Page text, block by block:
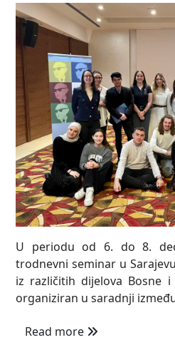
U periodu od 6. do 8.
trodnevni seminar u
iz različitih dijelova Bosne i
organiziran u saradnji
Read more